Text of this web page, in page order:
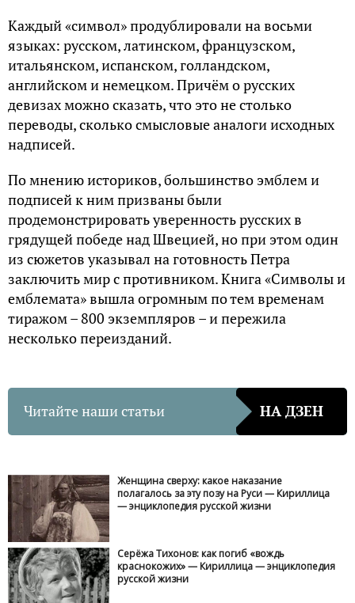
Каждый «символ» продублировали на восьми
языках: русском, латинском, французском,
итальянском, испанском, голландском,
английском и немецком. Причём о русских
девизах можно сказать, что это не столько
переводы, сколько смысловые аналоги исходных
надписей.
По мнению историков, большинство эмблем и
подписей к ним призваны были
продемонстрировать уверенность русских в
грядущей победе над Швецией, но при этом один
из сюжетов указывал на готовность Петра
заключить мир с противником. Книга «Символы и
емблемата» вышла огромным по тем временам
тиражом – 800 экземпляров – и пережила
несколько переизданий.
Читайте наши статьи НА ДЗЕН
Женщина сверху: какое наказание
полагалось за эту позу на Руси — Кириллица
— энциклопедия русской жизни
Серёжа Тихонов: как погиб «вождь
краснокожих» — Кириллица — энциклопедия
русской жизни